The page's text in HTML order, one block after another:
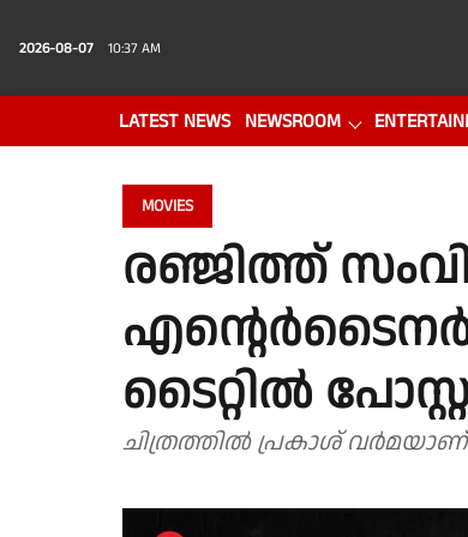
2026-08-07 10:37 AM
LATEST NEWS NEWSROOM
MOVIES
രഞ്ജിത്ത്
ടൈറ്റിൽ
ചിത്രത്തിൽ പ്രകാശ്